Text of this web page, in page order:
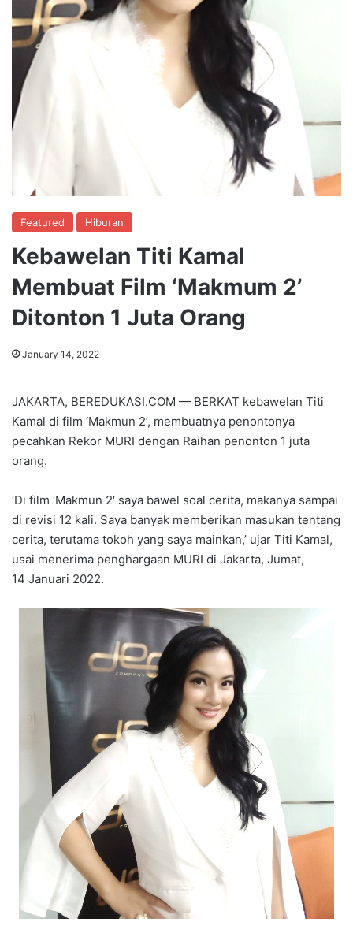
Featured Hiburan
Kebawelan Titi Kamal
Membuat Film ‘Makmum 2’
Ditonton 1 Juta Orang
January 14, 2022
JAKARTA, BEREDUKASI.COM — BERKAT kebawelan Titi
Kamal di film ‘Makmun 2’, membuatnya penontonya
pecahkan Rekor MURI dengan Raihan penonton 1 juta
orang.
‘Di film ‘Makmun 2′ saya bawel soal cerita, makanya sampai
di revisi 12 kali. Saya banyak memberikan masukan tentang
cerita, terutama tokoh yang saya mainkan,’ ujar Titi Kamal,
usai menerima penghargaan MURI di Jakarta, Jumat,
14 Januari 2022.